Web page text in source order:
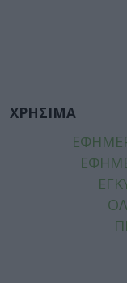
ΧΡΗΣΙΜΑ